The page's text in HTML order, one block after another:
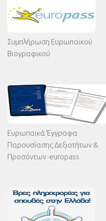
Συμπλήρωση Ευρωπαϊκού
Βιογραφικού
Ευρωπαϊκά Έγγραφα
Παρουσίασης Δεξιοτήτων &
Προσόντων -europass